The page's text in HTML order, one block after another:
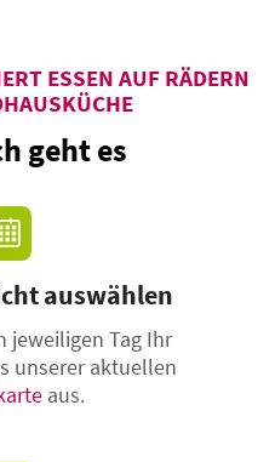
geht es
ESSEN AUF RÄDERN
auswählen
jeweiligen Tag Ihr
unserer aktuellen
aus.